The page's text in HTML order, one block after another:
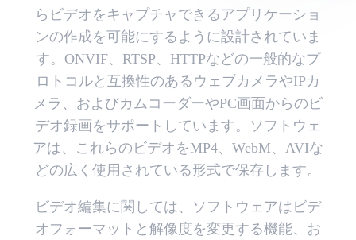
らビデオをキャプチャできるアプリケーショ
ンの作成を可能にするように設計されていま
す。ONVIF、RTSP、HTTPなどの一般的なプ
ロトコルと互換性のあるウェブカメラやIPカ
メラ、およびカムコーダーやPC画面からのビ
デオ録画をサポートしています。ソフトウェ
アは、これらのビデオをMP4、WebM、AVIな
どの広く使用されている形式で保存します。
ビデオ編集に関しては、ソフトウェアはビデ
オフォーマットと解像度を変更する機能、お